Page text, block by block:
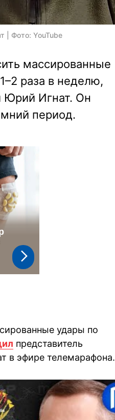
| Фото: YouTube
массированные
раза в неделю,
Юрий Игнат. Он
период.
удары по
представитель
в эфире телемарафона.